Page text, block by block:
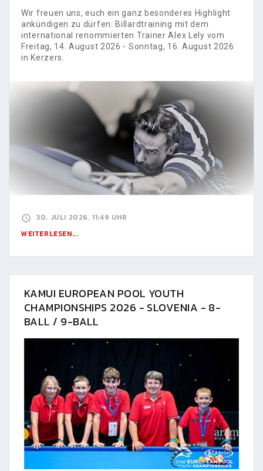
Wir freuen uns, euch ein ganz besonderes Highlight
ankündigen zu dürfen: Billardtraining mit dem
international renommierten Trainer Alex Lely vom
Freitag, 14. August 2026 - Sonntag, 16. August 2026
in Kerzers.
30. JULI 2026, 11:49 UHR
WEITERLESEN...
KAMUI EUROPEAN POOL YOUTH
CHAMPIONSHIPS 2026 - SLOVENIA - 8-
BALL / 9-BALL